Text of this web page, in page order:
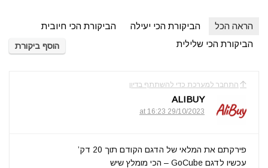
הראה הכל הביקורת הכי יעילה
הביקורת הכי חיובית
הביקורת הכי שלילית
הוסף ביקורת
התחבר למערכת כדי להשתתף בדיון
ALIBUY
29/10/2023 at 16:23
פירקתם את המלאי של הדגם הקודם תוך 20 דק’
עכשיו לדגם GoCube – הכי מומלץ שיש